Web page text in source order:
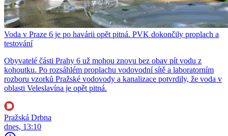
Voda v Praze 6 je po havárii opět pitná. PVK dokončily proplach a
testování
Obyvatelé části Prahy 6 už mohou znovu bez obav pít vodu z
kohoutku. Po rozsáhlém proplachu vodovodní sítě a laboratorním
rozboru vzorků Pražské vodovody a kanalizace potvrdily, že voda v
oblasti Veleslavína je opět pitná.
Pražská Drbna
dnes, 13:10